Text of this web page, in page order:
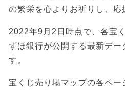
の繁栄を心よりお祈りし、応
2022年9月2日時点で、各宝
ずほ銀行が公開する最新デー
す。
宝くじ売り場マップの各ペー